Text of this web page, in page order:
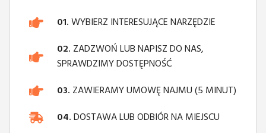
01.WYBIERZ INTERESUJĄCE NARZĘDZIE
02. ZADZWOŃ LUB NAPISZ DO NAS,
SPRAWDZIMY DOSTĘPNOŚĆ
03. ZAWIERAMY UMOWĘ NAJMU (5 MINUT)
04.DOSTAWA LUB ODBIÓR NA MIEJSCU